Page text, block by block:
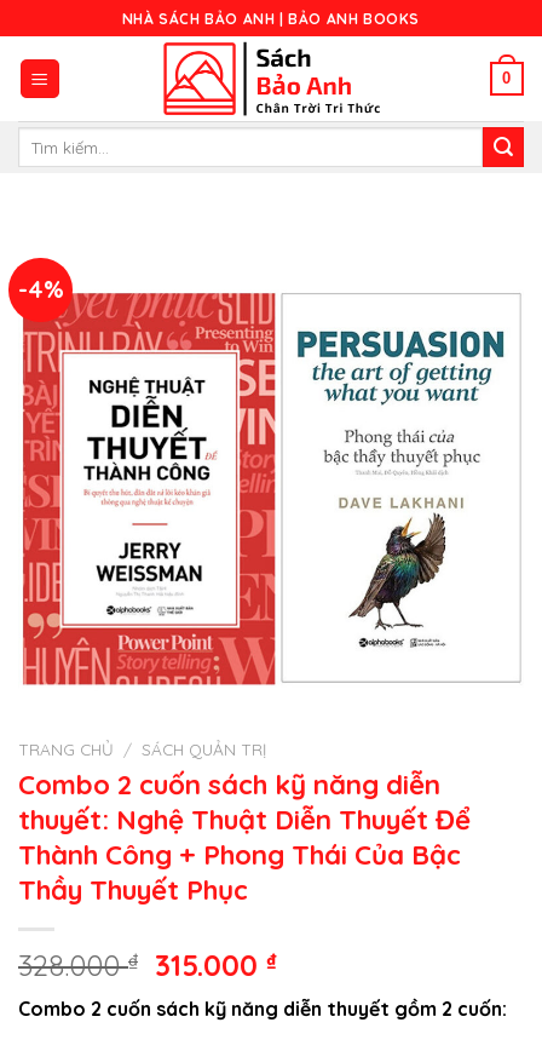
to
content
NHÀ SÁCH BẢO ANH | BẢO ANH BOOKS
0
-4%
TRANG CHỦ / SÁCH QUẢN TRỊ
Combo 2 cuốn sách kỹ năng diễn
thuyết: Nghệ Thuật Diễn Thuyết Để
Thành Công + Phong Thái Của Bậc
Thầy Thuyết Phục
328.000₫
Giá
gốc
là:
315.000₫Giá
hiện
tại
Combo 2 cuốn sách kỹ năng diễn thuyết gồm 2 cuốn: